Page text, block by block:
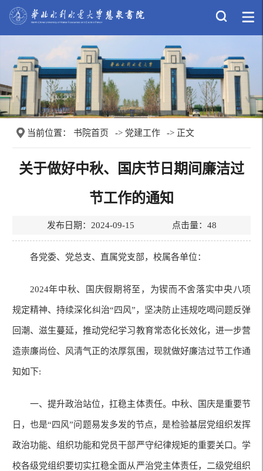
当前位置： 书院首页 -> 党建工作 -> 正文
关于做好中秋、国庆节日期间廉洁过
节工作的通知
发布日期：2024-09-15 点击量： 48
各党委、党总支、直属党支部，校属各单位：
2024年中秋、国庆假期将至，为锲而不舍落实中央八项
规定精神、持续深化纠治“四风”，坚决防止违规吃喝问题反弹
回潮、滋生蔓延，推动党纪学习教育常态化长效化，进一步营
造崇廉尚俭、风清气正的浓厚氛围，现就做好廉洁过节工作通
知如下:
一、提升政治站位，扛稳主体责任。中秋、国庆是重要节
日，也是“四风”问题易发多发的节点，是检验基层党组织发挥
政治功能、组织功能和党员干部严守纪律规矩的重要关口。学
校各级党组织要切实扛稳全面从严治党主体责任，二级党组织